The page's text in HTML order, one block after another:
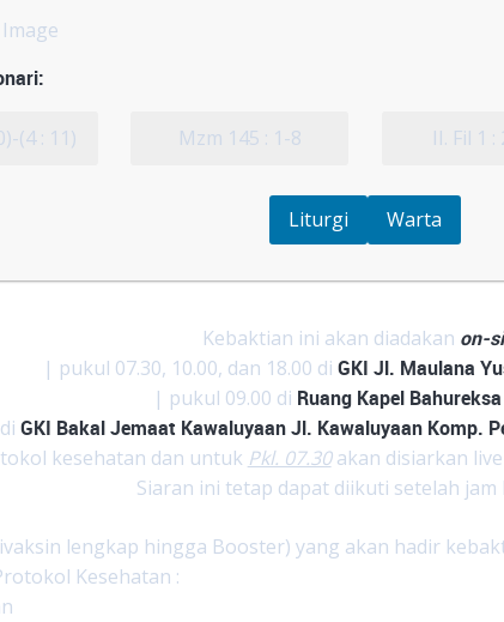
(4 : 11) Mzm 145 : 1-8 II. Fil 1 :
Liturgi Warta
Kebaktian ini akan diadakan on-
| pukul 07.30, 10.00, dan 18.00 di GKI Jl. Maulana
| pukul 09.00 di Ruang Kapel
diGKI Bakal Jemaat Kawaluyaan Jl. Kawaluyaan Komp.
kesehatan dan untuk Pkl. 07.30akan disiarkan
Siaran ini tetap dapat diikuti setelah jam
lengkap hingga Booster) yang akan hadir
Kesehatan :